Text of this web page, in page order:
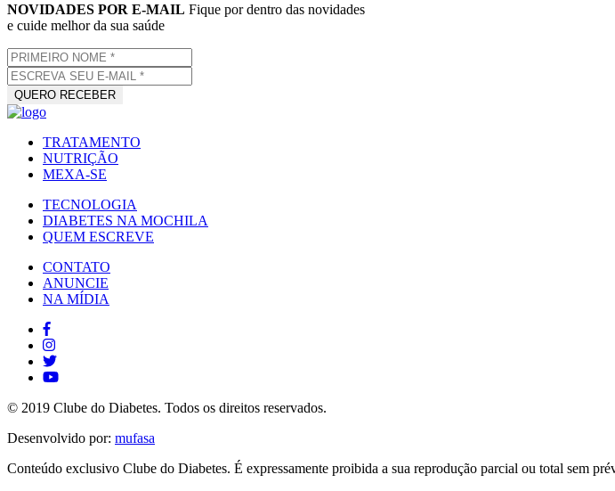
NOVIDADES POR E-MAIL Fique por dentro das novidades
e cuide melhor da sua saúde
TRATAMENTO
NUTRIÇÃO
MEXA-SE
TECNOLOGIA
DIABETES NA MOCHILA
QUEM ESCREVE
CONTATO
ANUNCIE
NA MÍDIA
© 2019 Clube do Diabetes. Todos os direitos reservados.
Desenvolvido por: mufasa
Conteúdo exclusivo Clube do Diabetes. É expressamente proibida a sua reprodução parcial ou total sem